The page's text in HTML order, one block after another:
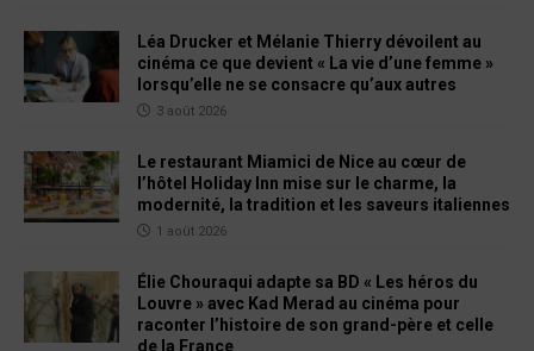
Léa Drucker et Mélanie Thierry dévoilent au
cinéma ce que devient « La vie d’une femme »
lorsqu’elle ne se consacre qu’aux autres
3 août 2026
Le restaurant Miamici de Nice au cœur de
l’hôtel Holiday Inn mise sur le charme, la
modernité, la tradition et les saveurs italiennes
1 août 2026
Élie Chouraqui adapte sa BD « Les héros du
Louvre » avec Kad Merad au cinéma pour
raconter l’histoire de son grand-père et celle
de la France